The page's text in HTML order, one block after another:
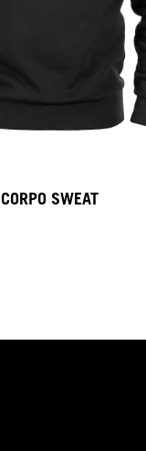
CORPO SWEAT